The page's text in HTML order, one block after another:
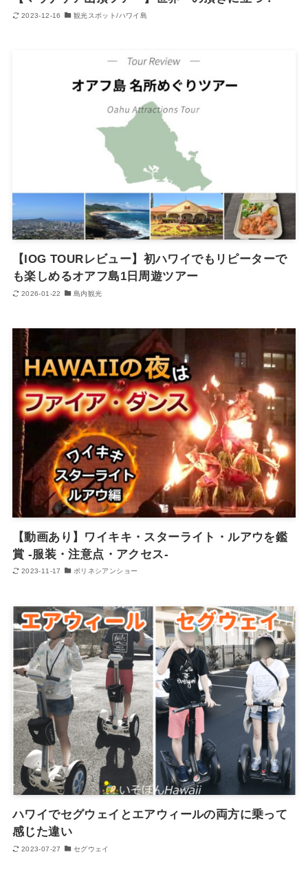
2023-12-16 観光スポット/ハワイ島
【IOG TOURレビュー】初ハワイでもリピーターで
も楽しめるオアフ島1日周遊ツアー
2026-01-22 島内観光
【動画あり】ワイキキ・スターライト・ルアウを鑑
賞 -服装・注意点・アクセス-
2023-11-17 ポリネシアンショー
ハワイでセグウェイとエアウィールの両方に乗って
感じた違い
2023-07-27 セグウェイ